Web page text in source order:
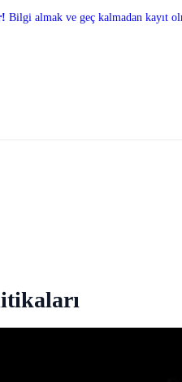
Bilgi almak ve geç kalmadan kayıt